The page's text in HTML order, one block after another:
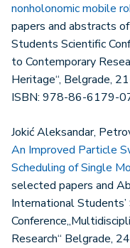
nonholonomic mobile
papers and abstracts
Students Scientific
to Contemporary
Heritage“, Belgrade,
ISBN: 978-86-6179-
Jokić Aleksandar,
An Improved Particle
Scheduling of Single
selected papers and
International
Research“ Belgrade,